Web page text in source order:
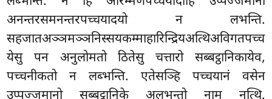
अनन्तरसमनन्तरपच्चयादयो न लभन्ति.
सहजातअञ्ञमञ्ञनिस्सयकम्माहारिन्द्रियअत्थिअविगतपच्च
येसु पन अनुलोमतो ठितेसु चत्तारो सब्बट्ठानिकायेव,
पच्चनीकतो न लब्भन्ति. एतेसञ्हि पच्चयानं वसेन